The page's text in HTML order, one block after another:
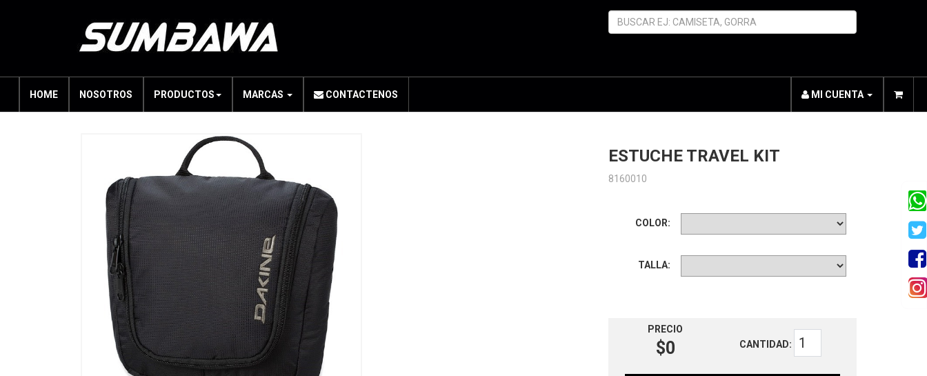
HOME NOSOTROS PRODUCTOS MARCAS CONTACTENOS MI CUENTA
ESTUCHE TRAVEL KIT
8160010
COLOR:
TALLA:
PRECIO
$0 CANTIDAD: